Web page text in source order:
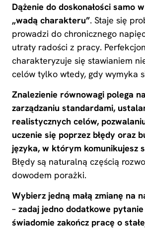
Dążenie do doskonałości samo
„wadą charakteru”. Staje się
prowadzi do chronicznego
utraty radości z pracy.
charakteryzuje się stawianiem
celów tylko wtedy, gdy wymyka
Znalezienie równowagi polega
zarządzaniu standardami,
realistycznych celów,
uczenie się poprzez błędy oraz
języka, w którym komunikujesz
Błędy są naturalną częścią
dowodem porażki.
Wybierz jedną małą zmianę na
– zadaj jedno dodatkowe
świadomie zakończ pracę o